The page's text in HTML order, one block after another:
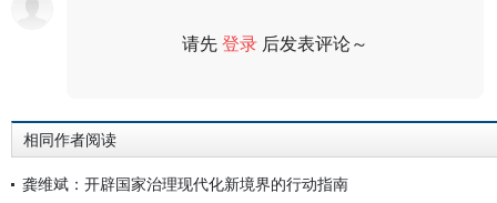
请先登录 后发表评论～
相同作者阅读
龚维斌：开辟国家治理现代化新境界的行动指南